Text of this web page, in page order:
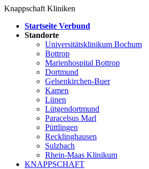
Knappschaft Kliniken
Startseite Verbund
Standorte
Universitätsklinikum Bochum
Bottrop
Marienhospital Bottrop
Dortmund
Gelsenkirchen-Buer
Kamen
Lünen
Lütgendortmund
Paracelsus Marl
Püttlingen
Recklinghausen
Sulzbach
Rhein-Maas Klinikum
KNAPPSCHAFT